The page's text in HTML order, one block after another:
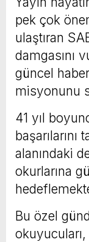
pek çok
ulaştıran
damgasını
güncel
misyonunu
41 yıl
alanındaki
okurlarına
Bu özel
okuyucuları,